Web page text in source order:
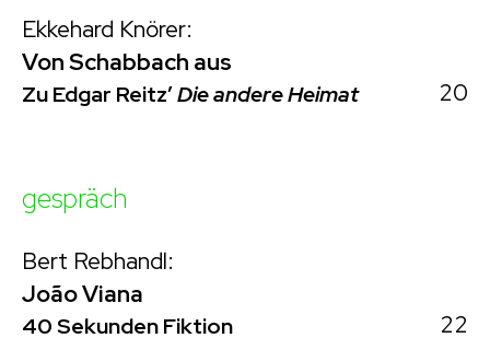
Ekkehard Knörer:
Von Schabbach aus
Zu Edgar Reitz’Die andere Heimat 20
gespräch
Bert Rebhandl:
João Viana
40 Sekunden Fiktion 22